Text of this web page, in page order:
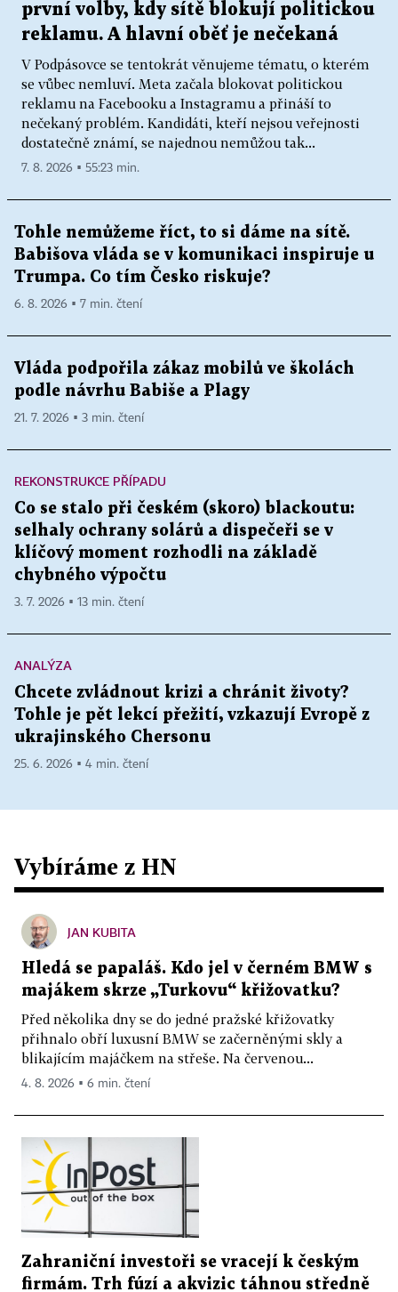
první volby, kdy sítě blokují politickou
reklamu. A hlavní oběť je nečekaná
V Podpásovce se tentokrát věnujeme tématu, o kterém
se vůbec nemluví. Meta začala blokovat politickou
reklamu na Facebooku a Instagramu a přináší to
nečekaný problém. Kandidáti, kteří nejsou veřejnosti
dostatečně známí, se najednou nemůžou tak...
7. 8. 2026 ▪ 55:23 min.
Tohle nemůžeme říct, to si dáme na sítě.
Babišova vláda se v komunikaci inspiruje u
Trumpa. Co tím Česko riskuje?
6. 8. 2026 ▪ 7 min. čtení
Vláda podpořila zákaz mobilů ve školách
podle návrhu Babiše a Plagy
21. 7. 2026 ▪ 3 min. čtení
REKONSTRUKCE PŘÍPADU
Co se stalo při českém (skoro) blackoutu:
selhaly ochrany solárů a dispečeři se v
klíčový moment rozhodli na základě
chybného výpočtu
3. 7. 2026 ▪ 13 min. čtení
ANALÝZA
Chcete zvládnout krizi a chránit životy?
Tohle je pět lekcí přežití, vzkazují Evropě z
ukrajinského Chersonu
25. 6. 2026 ▪ 4 min. čtení
Vybíráme z HN
JAN KUBITA
Hledá se papaláš. Kdo jel v černém BMW s
majákem skrze „Turkovu“ křižovatku?
Před několika dny se do jedné pražské křižovatky
přihnalo obří luxusní BMW se začerněnými skly a
blikajícím majáčkem na střeše. Na červenou...
4. 8. 2026 ▪ 6 min. čtení
Zahraniční investoři se vracejí k českým
firmám. Trh fúzí a akvizic táhnou středně